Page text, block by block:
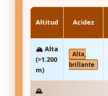
Altitud Acidez
🏔️ Alta
(>1.200
m)
Alta,
brillante
🌄